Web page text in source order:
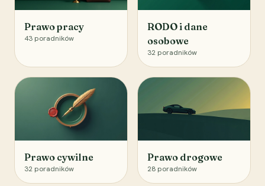
Prawo pracy
43 poradników
RODO i dane
osobowe
32 poradników
Prawo cywilne
32 poradników
Prawo drogowe
28 poradników